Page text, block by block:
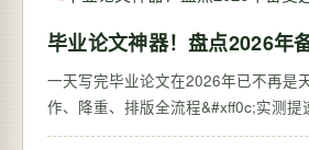
毕业论文神器！盘点2026年
一天写完毕业论文在2026年已不再是
作、降重、排版全流程&#xff0c;实测